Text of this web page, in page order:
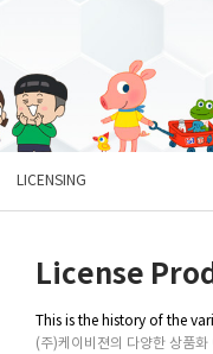
LICENSING
License
This is the history of the
(주)케이비젼의 다양한 상품화